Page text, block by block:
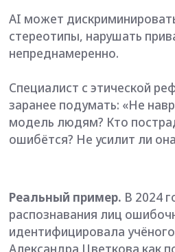
посчитали несущественными
продукта в
предусмотрев последствия.
Отсутствие этической
таким показательным
В Европе и США AI-этик уже
крупных компаниях. Россия
сторону.
Итог